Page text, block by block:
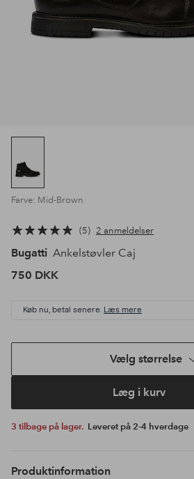
Farve: Mid-Brown
5 2 anmeldelser
Bugatti Ankelstøvler Caj
750 DKK
Køb nu, betal senere. Læs mere
Vælg størrelse
Læg i kurv
3 tilbage på lager. Leveret på 2-4 hverdage
Produktinformation